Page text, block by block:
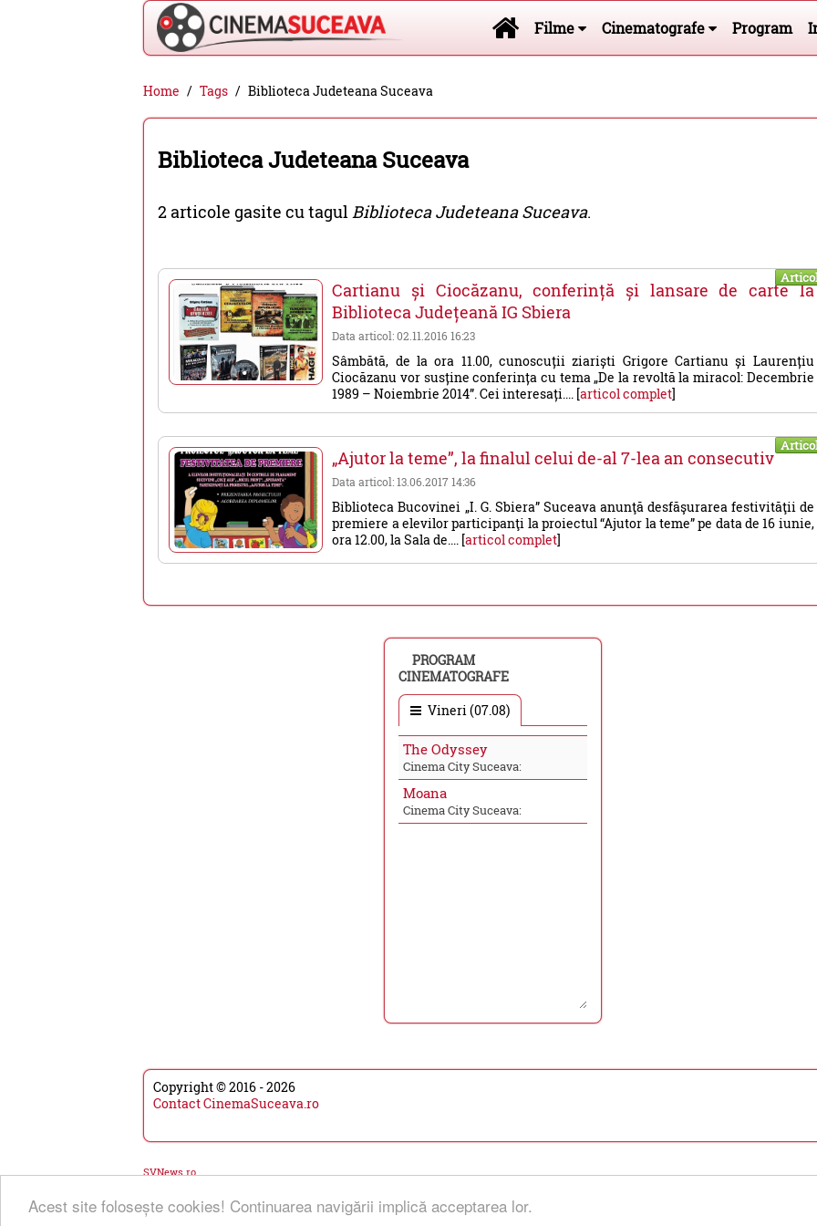
Acest site foloseşte cookies! Continuarea navigării implică acceptarea lor.
Cinema
Suceava
-
filme
cinema,
evenimente
din
Suceava
Filme Cinematografe Program
Home Tags Biblioteca Judeteana Suceava
Biblioteca Judeteana Suceava
2 articole gasite cu tagulBiblioteca Judeteana Suceava.
Cartianu și Ciocăzanu, conferință și lansare de carte la
Biblioteca Județeană IG Sbiera
Data articol: 02.11.2016 16:23
Sâmbătă, de la ora 11.00, cunoscuții ziariști Grigore Cartianu și Laurențiu
Ciocăzanu vor susține conferința cu tema „De la revoltă la miracol: Decembrie
1989 – Noiembrie 2014”. Cei interesați.... [articol complet]
„Ajutor la teme”, la finalul celui de-al 7-lea an consecutiv
Data articol: 13.06.2017 14:36
Biblioteca Bucovinei „I. G. Sbiera” Suceava anunţă desfăşurarea festivităţii de
premiere a elevilor participanţi la proiectul “Ajutor la teme” pe data de 16 iunie,
ora 12.00, la Sala de.... [articol complet]
PROGRAM
CINEMATOGRAFE
Vineri (07.08)
The Odyssey
Cinema City Suceava:
Moana
Cinema City Suceava:
Copyright © 2016 - 2026
Contact CinemaSuceava.ro
SVNews.ro